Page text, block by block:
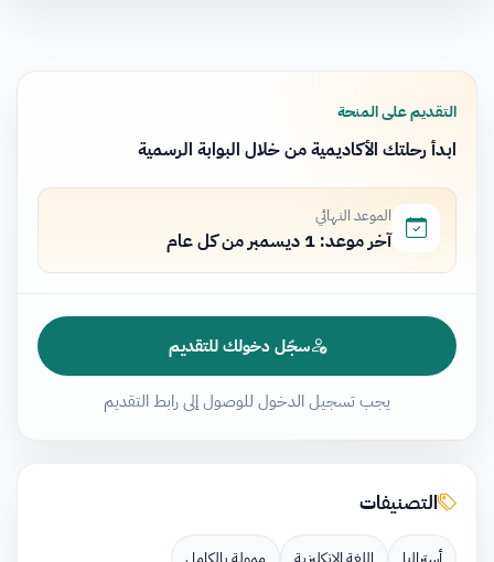
التقديم على المنحة
ابدأ رحلتك الأكاديمية من خلال البوابة الرسمية
الموعد النهائي
آخر موعد: 1 ديسمبر من كل عام
سجّل دخولك للتقديم
يجب تسجيل الدخول للوصول إلى رابط التقديم
التصنيفات